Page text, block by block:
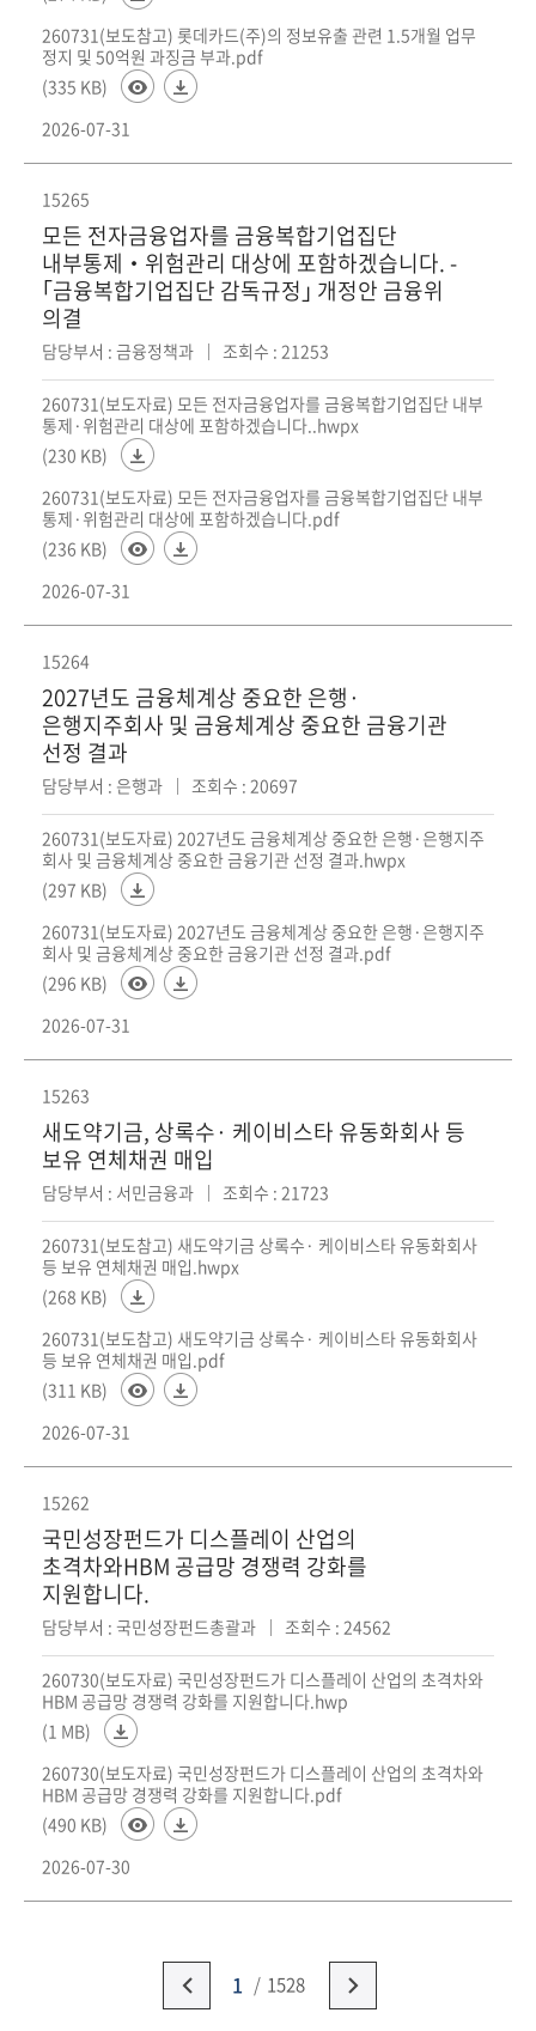
260731(보도참고) 롯데카드(주)의 정보유출 관련 1.5개월 업무
정지 및 50억원 과징금 부과.pdf
(335 KB)
2026-07-31
15265
모든 전자금융업자를 금융복합기업집단
내부통제‧위험관리 대상에 포함하겠습니다. -
｢금융복합기업집단 감독규정｣ 개정안 금융위
의결
담당부서 : 금융정책과 조회수 : 21253
260731(보도자료) 모든 전자금융업자를 금융복합기업집단 내부
통제·위험관리 대상에 포함하겠습니다..hwpx
(230 KB)
260731(보도자료) 모든 전자금융업자를 금융복합기업집단 내부
통제·위험관리 대상에 포함하겠습니다.pdf
(236 KB)
2026-07-31
15264
2027년도 금융체계상 중요한 은행·
은행지주회사 및 금융체계상 중요한 금융기관
선정 결과
담당부서 : 은행과 조회수 : 20697
260731(보도자료) 2027년도 금융체계상 중요한 은행·은행지주
회사 및 금융체계상 중요한 금융기관 선정 결과.hwpx
(297 KB)
260731(보도자료) 2027년도 금융체계상 중요한 은행·은행지주
회사 및 금융체계상 중요한 금융기관 선정 결과.pdf
(296 KB)
2026-07-31
15263
새도약기금, 상록수· 케이비스타 유동화회사 등
보유 연체채권 매입
담당부서 : 서민금융과 조회수 : 21723
260731(보도참고) 새도약기금 상록수· 케이비스타 유동화회사
등 보유 연체채권 매입.hwpx
(268 KB)
260731(보도참고) 새도약기금 상록수· 케이비스타 유동화회사
등 보유 연체채권 매입.pdf
(311 KB)
2026-07-31
15262
국민성장펀드가 디스플레이 산업의
초격차와HBM 공급망 경쟁력 강화를
지원합니다.
담당부서 : 국민성장펀드총괄과 조회수 : 24562
260730(보도자료) 국민성장펀드가 디스플레이 산업의 초격차와
HBM 공급망 경쟁력 강화를 지원합니다.hwp
(1 MB)
260730(보도자료) 국민성장펀드가 디스플레이 산업의 초격차와
HBM 공급망 경쟁력 강화를 지원합니다.pdf
(490 KB)
2026-07-30
1 1528